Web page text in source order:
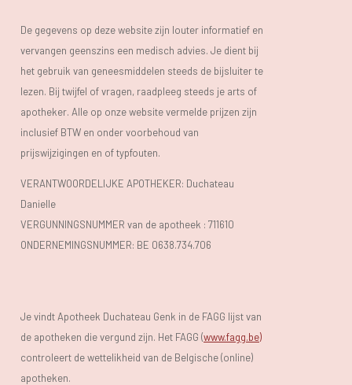
De gegevens op deze website zijn louter informatief en
vervangen geenszins een medisch advies. Je dient bij
het gebruik van geneesmiddelen steeds de bijsluiter te
lezen. Bij twijfel of vragen, raadpleeg steeds je arts of
apotheker. Alle op onze website vermelde prijzen zijn
inclusief BTW en onder voorbehoud van
prijswijzigingen en of typfouten.
VERANTWOORDELIJKE APOTHEKER: Duchateau
Danielle
VERGUNNINGSNUMMER van de apotheek : 711610
ONDERNEMINGSNUMMER: BE 0638.734.706
Je vindt Apotheek Duchateau Genk in de FAGG lijst van
de apotheken die vergund zijn. Het FAGG (www.fagg.be)
controleert de wettelikheid van de Belgische (online)
apotheken.